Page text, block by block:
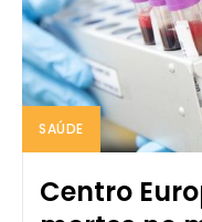
SAÚDE
Centro